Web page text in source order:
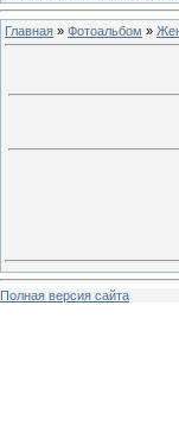
Главная » Фотоальбом »
Полная версия сайта